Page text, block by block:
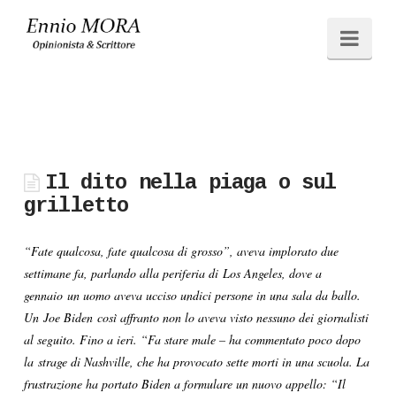
Ennio
Il dito nella piaga o sul
grilletto
“Fate qualcosa, fate qualcosa di grosso”, aveva implorato due
settimane fa, parlando alla periferia di Los Angeles, dove a
gennaio un uomo aveva ucciso undici persone in una sala da ballo.
Un Joe Biden così affranto non lo aveva visto nessuno dei giornalisti
al seguito. Fino a ieri. “Fa stare male – ha commentato poco dopo
la strage di Nashville, che ha provocato sette morti in una scuola. La
frustrazione ha portato Biden a formulare un nuovo appello: “Il